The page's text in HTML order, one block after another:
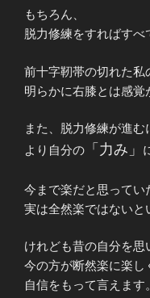
もちろん、
脱力修練をすればすべ
前十字靭帯の切れた私
明らかに右膝とは感覚
また、脱力修練が進む
より自分の 「力み」
今まで楽だと思ってい
実は全然楽ではないと
けれども昔の自分を思
今の方が断然楽に楽し
自信をもって言えます。